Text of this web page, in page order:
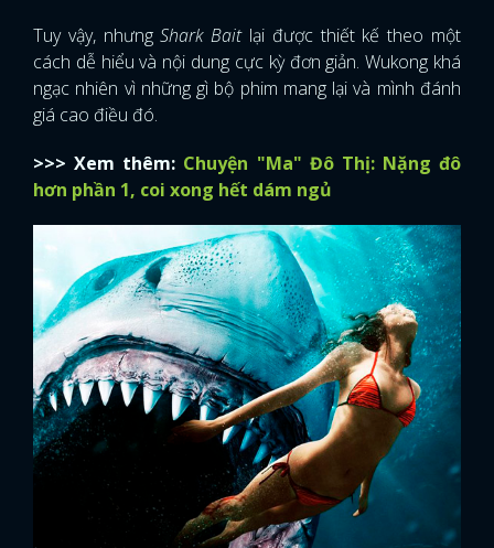
Tuy vậy, nhưngShark Bait lại được thiết kế theo một
cách dễ hiểu và nội dung cực kỳ đơn giản. Wukong khá
ngạc nhiên vì những gì bộ phim mang lại và mình đánh
giá cao điều đó.
>>> Xem thêm: Chuyện "Ma" Đô Thị: Nặng đô
hơn phần 1, coi xong hết dám ngủ